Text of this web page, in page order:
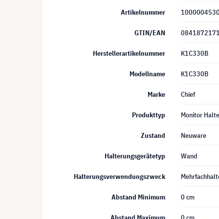
Artikelnummer 1000004530
GTIN/EAN
Herstellerartikelnummer K1C330B
Modellname K1C330B
Marke Chief
Produkttyp Monitor
Zustand Neuware
Halterungsgerätetyp Wand
Halterungsverwendungszweck
Abstand Minimum 0 cm